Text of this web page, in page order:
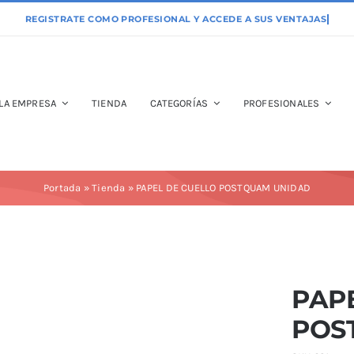
LA EMPRESA TIENDA CATEGORÍAS PROFESIONALES
Portada »Tienda » PAPEL DE CUELLO POSTQUAM UNIDAD